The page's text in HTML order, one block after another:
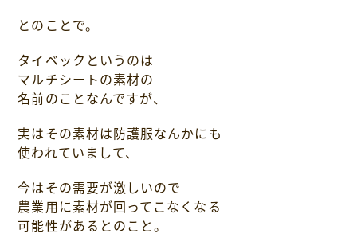
とのことで。
タイベックというのは
マルチシートの素材の
名前のことなんですが、
実はその素材は防護服なんかにも
使われていまして、
今はその需要が激しいので
農業用に素材が回ってこなくなる
可能性があるとのこと。